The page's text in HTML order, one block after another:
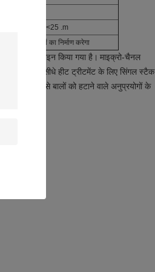
कण फिल्टर <25 .m
गैल्वेनिक तत्वों का निर्माण करेगा
लिए डिज़ाइन किया गया है। माइक्रो-चैनल
के लिए सीधे हीट ट्रीटमेंट के लिए सिंगल स्टैक
आदि। इसे बालों को हटाने वाले अनुप्रयोगों के